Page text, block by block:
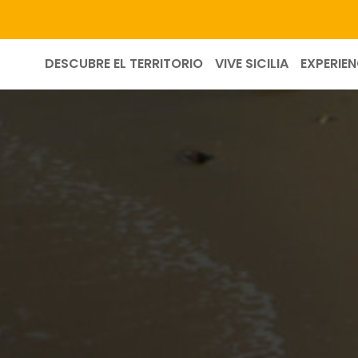
DESCUBRE EL TERRITORIO VIVE SICILIA